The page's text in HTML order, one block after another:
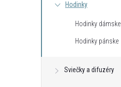
Hodinky
Hodinky dámske
Hodinky pánske
Sviečky a difuzéry